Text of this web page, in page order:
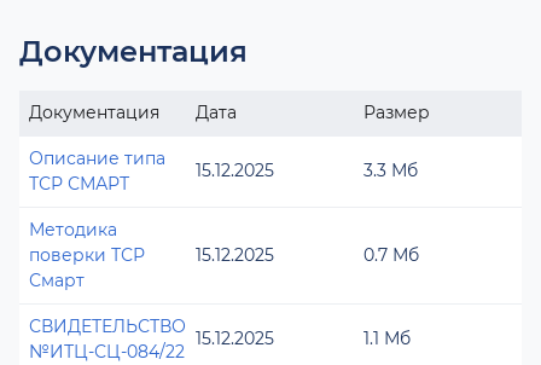
Документация
Документация Дата Размер
Описание типа
ТСР СМАРТ
15.12.2025 3.3 Мб
Методика
поверки ТСР
Смарт
15.12.2025 0.7 Мб
СВИДЕТЕЛЬСТВО
№ИТЦ-СЦ-084/22
15.12.2025 1.1 Мб